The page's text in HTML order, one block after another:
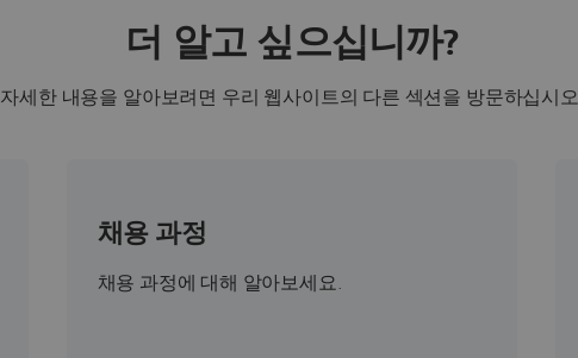
더 알고 싶으십니까?
자세한 내용을 알아보려면 우리 웹사이트의 다른 섹션을 방문하십시오.
채용 과정
채용 과정에 대해 알아보세요.